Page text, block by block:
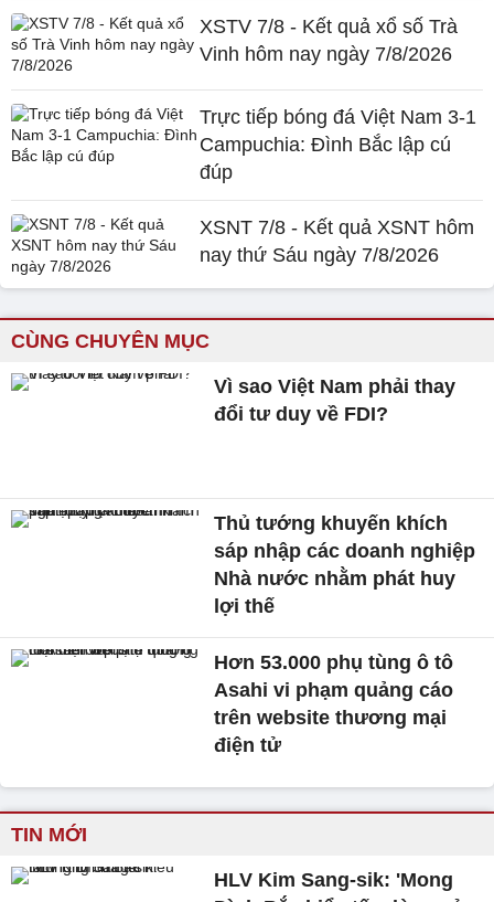
XSTV 7/8 - Kết quả xổ số Trà
Vinh hôm nay ngày 7/8/2026
Trực tiếp bóng đá Việt Nam 3-1
Campuchia: Đình Bắc lập cú
đúp
XSNT 7/8 - Kết quả XSNT hôm
nay thứ Sáu ngày 7/8/2026
CÙNG CHUYÊN MỤC
Vì sao Việt Nam phải thay
đổi tư duy về FDI?
Thủ tướng khuyến khích
sáp nhập các doanh nghiệp
Nhà nước nhằm phát huy
lợi thế
Hơn 53.000 phụ tùng ô tô
Asahi vi phạm quảng cáo
trên website thương mại
điện tử
TIN MỚI
HLV Kim Sang-sik: 'Mong